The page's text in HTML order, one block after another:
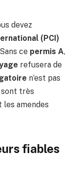
devez
(PCI)
ce permis A,
refusera de
n’est pas
sont très
amendes
fiables